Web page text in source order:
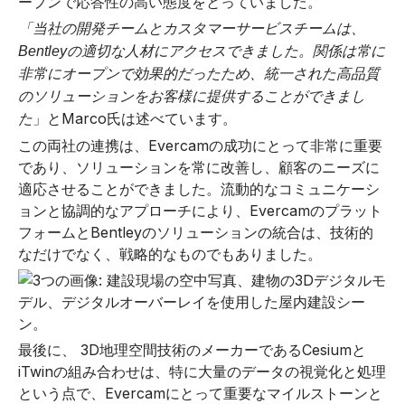
「当社の開発チームとカスタマーサービスチームは、
Bentleyの適切な人材にアクセスできました。関係は常に
非常にオープンで効果的だったため、統一された高品質
のソリューションをお客様に提供することができまし
た 」とMarco氏は述べています。
この両社の連携は、Evercamの成功にとって非常に重要
であり、ソリューションを常に改善し、顧客のニーズに
適応させることができました。流動的なコミュニケーシ
ョンと協調的なアプローチにより、Evercamのプラット
フォームとBentleyのソリューションの統合は、技術的
なだけでなく、戦略的なものでもありました。
最後に、 3D地理空間技術のメーカーであるCesiumと
iTwinの組み合わせは、特に大量のデータの視覚化と処理
という点で、Evercamにとって重要なマイルストーンと